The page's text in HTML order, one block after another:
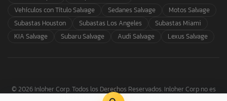
Vehículos con Título Salvage
Sedanes Salvage
Motos Salvage
Subastas Houston
Subastas Los Angeles
Subastas Miami
KIA Salvage
Subaru Salvage Audi Salvage Lexus Salvage
© 2026 Inloher Corp. Todos los Derechos Reservados. Inloher Corp no es
propiedad ni está afiliada con Copart, Inc.